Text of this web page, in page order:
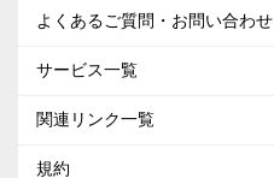
よくあるご質問・お問い合わせ
サービス一覧
関連リンク一覧
規約